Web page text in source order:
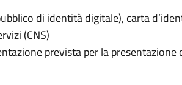
di identità digitale), carta
(CNS)
prevista per la presentazione